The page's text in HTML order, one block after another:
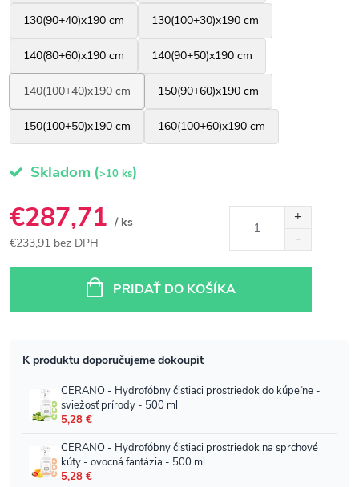
Skladom (>10 ks)
€287,71 / ks
€233,91 bez DPH
PRIDAŤ DO KOŠÍKA